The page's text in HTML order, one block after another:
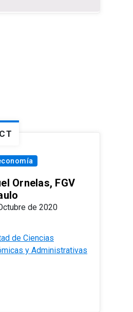
Ornelas, FGV
de 2020
de Ciencias
y Administrativas